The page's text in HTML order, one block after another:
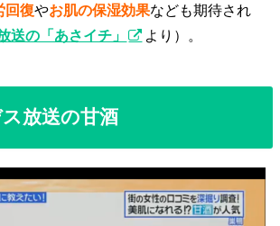
回復やお肌の保湿効果なども期待され
送の「あさイチ」 より）。
放送の甘酒